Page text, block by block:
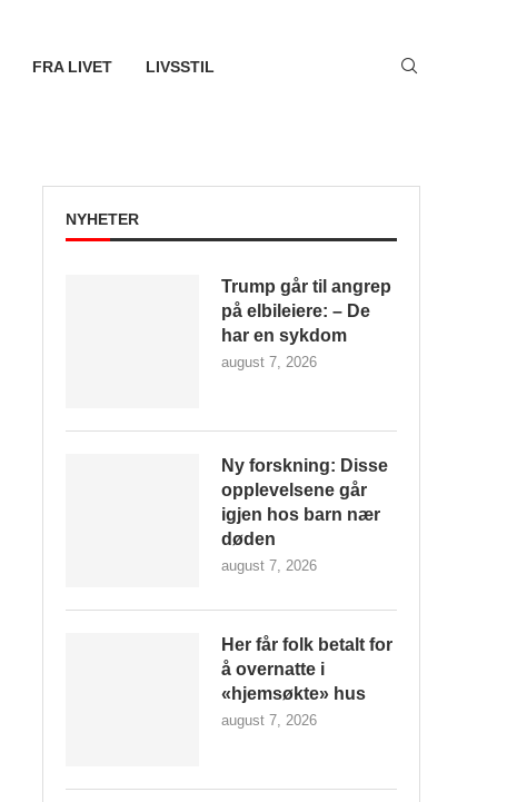
FRA LIVET LIVSSTIL
NYHETER
Trump går til angrep
på elbileiere: – De
har en sykdom
august 7, 2026
Ny forskning: Disse
opplevelsene går
igjen hos barn nær
døden
august 7, 2026
Her får folk betalt for
å overnatte i
«hjemsøkte» hus
august 7, 2026